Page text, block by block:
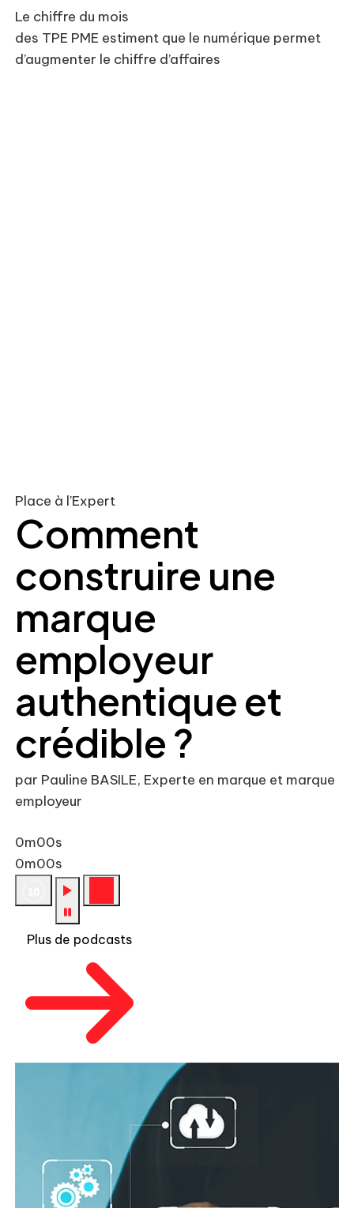
Le chiffre du mois
des TPE PME estiment que le numérique permet
d’augmenter le chiffre d’affaires
Place à l'Expert
Comment
construire une
marque
employeur
authentique et
crédible ?
par Pauline BASILE, Experte en marque et marque
employeur
0m00s
0m00s
Plus de podcasts